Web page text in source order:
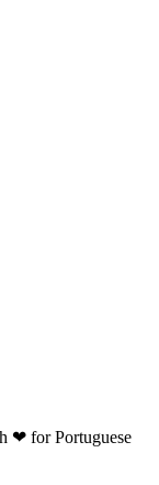
❤ for Portuguese